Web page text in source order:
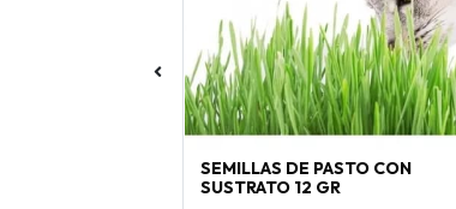
SEMILLAS DE PASTO CON
SUSTRATO 12 GR